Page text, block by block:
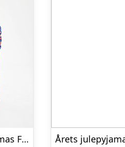
Crazy Julepyjamas Flannel – Børn.